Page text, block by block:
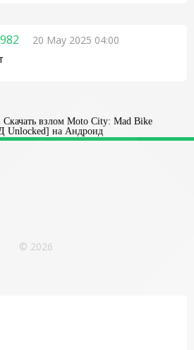
20 May 2025 04:00
Скачать взлом Moto City: Mad Bike
на Андроид
© 2026